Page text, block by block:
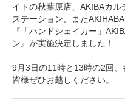
イトの秋葉原店、AKIBAカ
ステーション、また
『「ハンドシェイカー」
ン』が実施決定しました！
9月3日の11時と13時の2回、
皆様ぜひお越しください。